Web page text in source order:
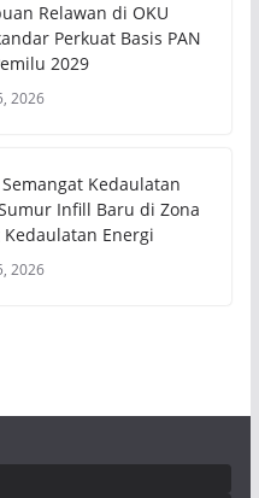
Relawan di OKU
Perkuat Basis PAN
2029
2026
Kedaulatan
Infill Baru di Zona
Energi
2026